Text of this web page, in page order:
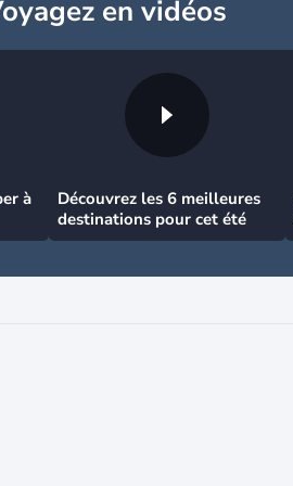
en vidéos
à
Découvrez les 6 meilleures
destinations pour cet été